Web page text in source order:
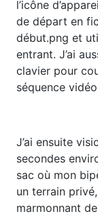
l’icône
de départ en
début.png et
entrant. J’ai
clavier pour
séquence
J’ai ensuite
secondes
sac où mon
un terrain
marmonnant